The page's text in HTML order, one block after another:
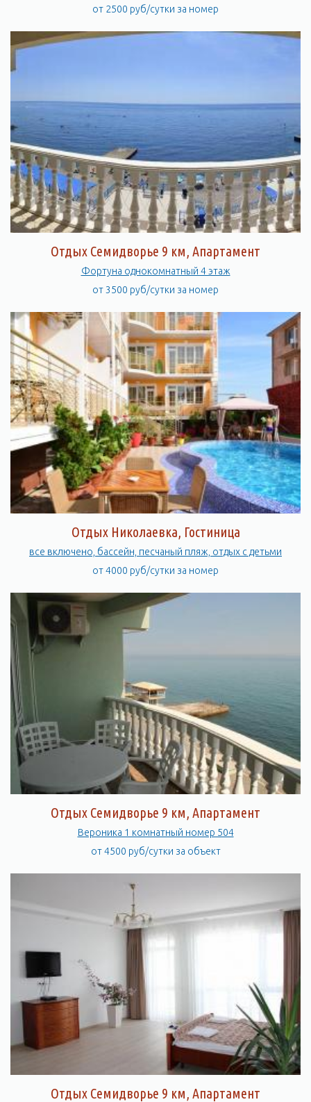
от 2500 руб/сутки за номер
Отдых Семидворье 9 км, Апартамент
Фортуна однокомнатный 4 этаж
от 3500 руб/сутки за номер
Отдых Николаевка, Гостиница
все включено, бассейн, песчаный пляж, отдых с детьми
от 4000 руб/сутки за номер
Отдых Семидворье 9 км, Апартамент
Вероника 1 комнатный номер 504
от 4500 руб/сутки за объект
Отдых Семидворье 9 км, Апартамент